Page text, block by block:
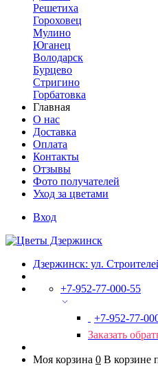
Решетиха
Гороховец
Мулино
Юганец
Володарск
Бурцево
Стригино
Горбатовка
Главная
О нас
Доставка
Оплата
Контакты
Отзывы
Фото получателей
Уход за цветами
Вход
Дзержинск: ул.
+7-952-77-000-55
+7-952-77-
Заказать
Моя корзина 0 В корзине